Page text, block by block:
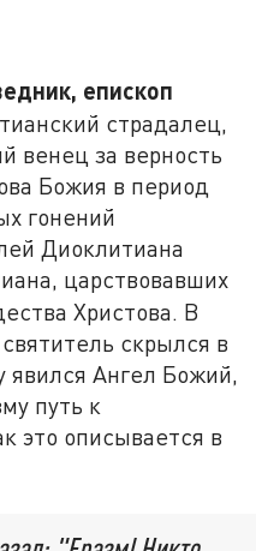
епископ
страдалец,
венец за верность
Божия в период
гонений
Диоклитиана
царствовавших
Христова. В
скрылся в
явился Ангел Божий,
путь к
это описывается в